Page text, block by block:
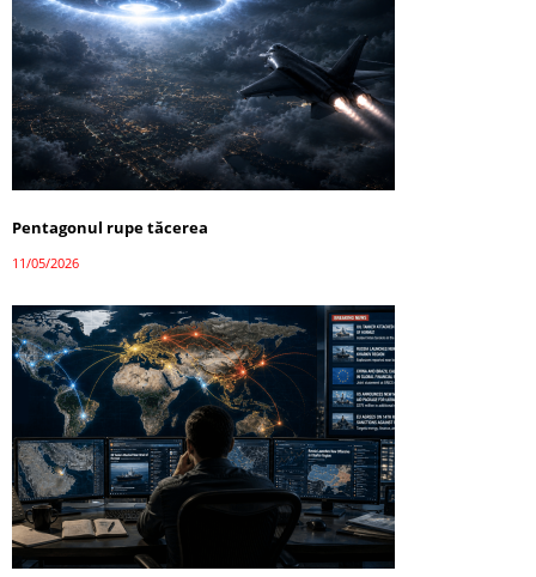
Pentagonul rupe tăcerea
11/05/2026